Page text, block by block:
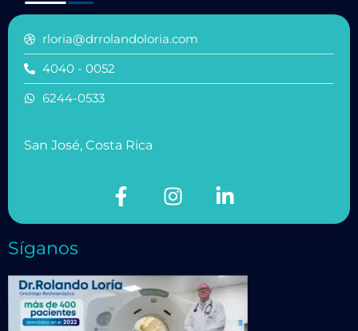
rloria@drrolandoloria.com
4040 - 0052
6244-0533
San José, Costa Rica
Síganos